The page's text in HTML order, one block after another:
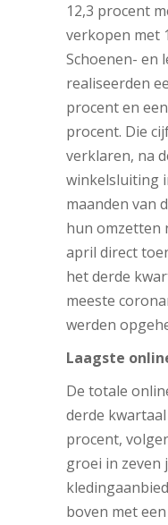
12,3 procent
verkopen met
Schoenen- en
realiseerden
procent en
procent. Die
verklaren, na
winkelsluiting
maanden van
hun omzetten
april direct
het derde
meeste
werden
Laagste
De totale
derde
procent,
groei in zeven
boven met